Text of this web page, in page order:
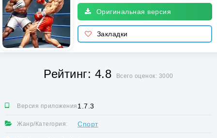
Оригинальная версия
Закладки
Рейтинг: 4.8 Всего оценок: 3000
Версия приложения:1.7.3
Жанр/Категория: Спорт